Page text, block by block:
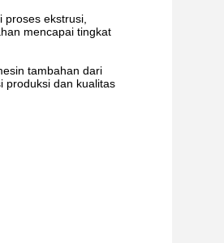
ekstrusi,
mencapai tingkat
tambahan dari
produksi dan kualitas